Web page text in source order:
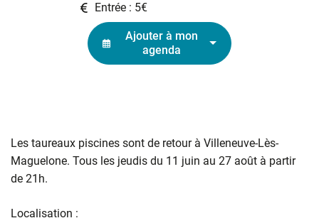
Entrée : 5€
Ajouter à mon
agenda
Les taureaux piscines sont de retour à Villeneuve-Lès-
Maguelone. Tous les jeudis du 11 juin au 27 août à partir
de 21h.
Localisation :